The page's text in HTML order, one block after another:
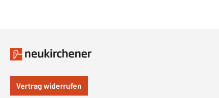
Vertrag widerrufen